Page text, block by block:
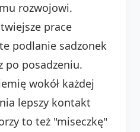
rozwojowi.
prace
podlanie sadzonek
po posadzeniu.
wokół każdej
lepszy kontakt
to też "miseczkę"